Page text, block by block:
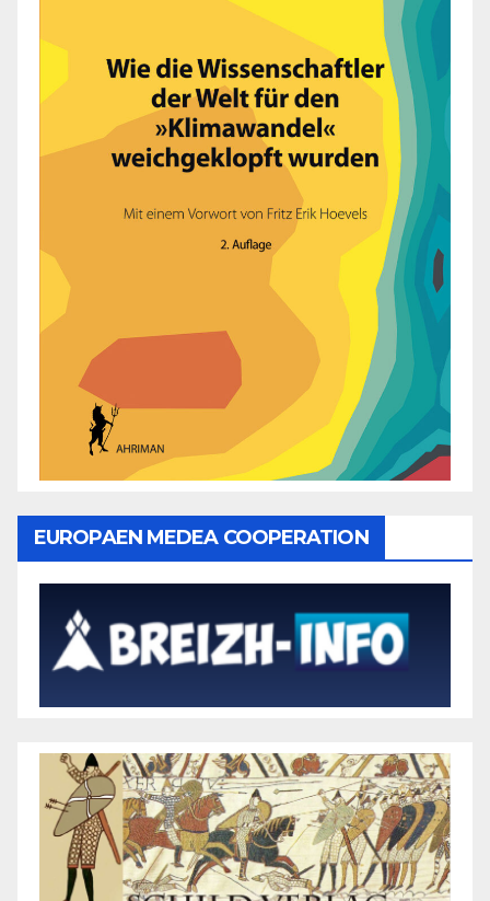
EUROPAEN MEDEA COOPERATION